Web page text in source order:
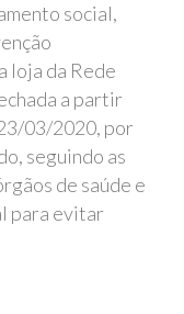
social,
loja da Rede
a partir
03/2020, por
seguindo as
de saúde e
para evitar